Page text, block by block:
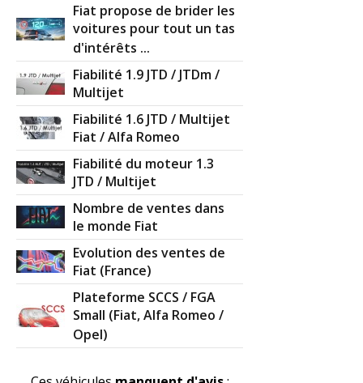
Fiat propose de brider les
voitures pour tout un tas
d'intérêts ...
Fiabilité 1.9 JTD / JTDm /
Multijet
Fiabilité 1.6 JTD / Multijet
Fiat / Alfa Romeo
Fiabilité du moteur 1.3
JTD / Multijet
Nombre de ventes dans
le monde Fiat
Evolution des ventes de
Fiat (France)
Plateforme SCCS / FGA
Small (Fiat, Alfa Romeo /
Opel)